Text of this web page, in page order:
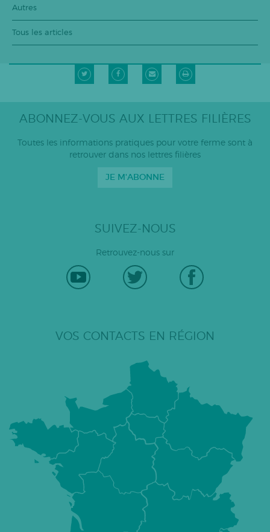
Autres
Tous les articles
ABONNEZ-VOUS AUX LETTRES FILIÈRES
Toutes les informations pratiques pour votre ferme sont à
retrouver dans nos lettres filières
JE M'ABONNE
SUIVEZ-NOUS
Retrouvez-nous sur
VOS CONTACTS EN RÉGION